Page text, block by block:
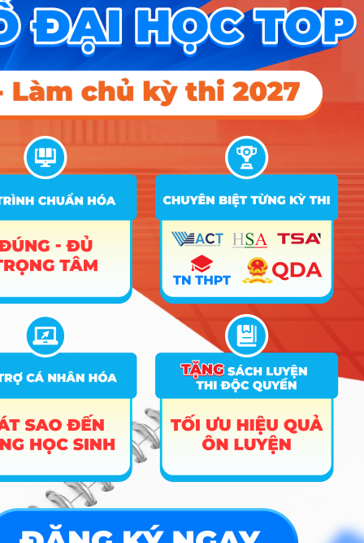
Nhóm Y dược & Chăm sóc Sức
khỏe
2 ngành |Xem chi tiết
Nhóm Công an - Quân đội 1 ngành |Xem chi tiết
Nhóm Ngôn ngữ & Văn hóa 1 ngành |Xem chi tiết
Nhóm Truyền thông - Marketing 1 ngành | Xem chi tiết
Học viện Công an Nhân dân điểm chuẩn 2026: Cập nhật mới nhất
Điểm sàn các trường công an năm 2026
CÔNG CỤ TRA CỨU
➜Trắc nghiệm MBTI
➜
Đề án tuyển sinh
➜ Tra cứu tổ hợp môn
Quy đổi điểm thi
➜Điểm chuẩn Đại học
Xếp hạng điểm thi